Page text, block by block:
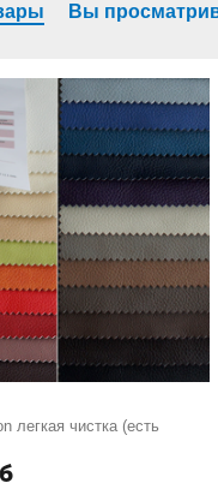
Вы
легкая чистка (есть